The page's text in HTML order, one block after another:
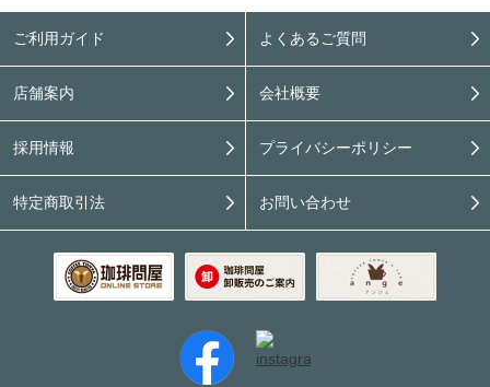
ご利用ガイド よくあるご質問
店舗案内 会社概要
採用情報 プライバシーポリシー
特定商取引法 お問い合わせ